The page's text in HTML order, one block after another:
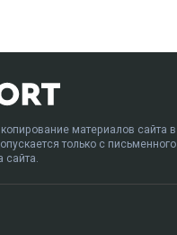
материалов сайта в
только с письменного